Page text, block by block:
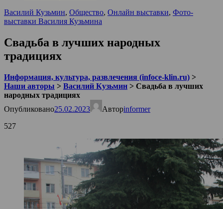
Василий Кузьмин, Общество, Онлайн выставки, Фото-
выставки Василия Кузьмина
Свадьба в лучших народных
традициях
Информация, культура, развлечения (infoce-klin.ru) >
Наши авторы > Василий Кузьмин > Свадьба в лучших
народных традициях
Опубликовано25.02.2023 Авторinformer
527